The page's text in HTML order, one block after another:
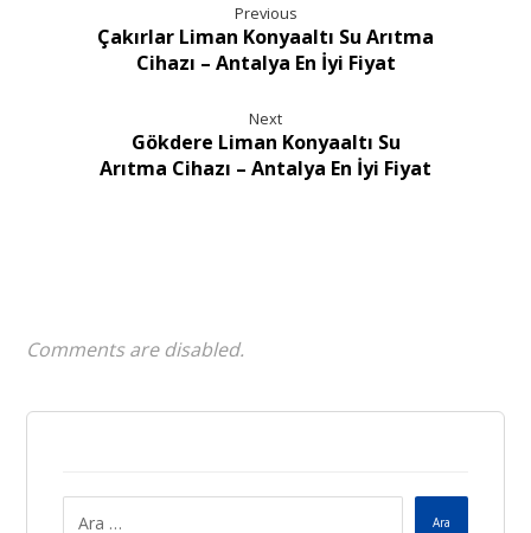
Previous
Çakırlar Liman Konyaaltı Su Arıtma
Cihazı – Antalya En İyi Fiyat
Next
Gökdere Liman Konyaaltı Su
Arıtma Cihazı – Antalya En İyi Fiyat
Comments are disabled.
Ara